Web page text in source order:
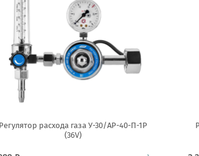
Регулятор расхода газа У-30/АР-40-П-1Р
(36V)